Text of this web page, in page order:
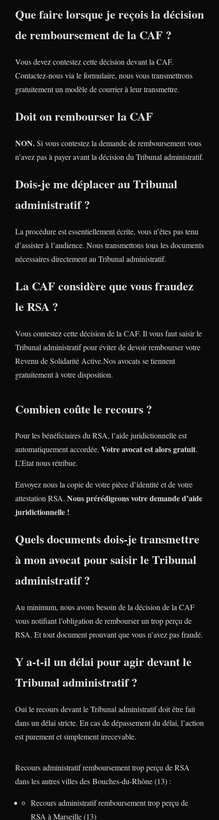
Que faire lorsque je reçois la décision
de remboursement de la CAF ?
Vous devez contestez cette décision devant la CAF.
Contactez-nous via le formulaire, nous vous transmettrons
gratuitement un modèle de courrier à leur transmettre.
Doit on rembourser la CAF
NON.Si vous contestez la demande de remboursement vous
n’avez pas à payer avant la décision du Tribunal administratif.
Dois-je me déplacer au Tribunal
administratif ?
La procédure est essentiellement écrite, vous n’êtes pas tenu
d’assister à l’audience. Nous transmettons tous les documents
nécessaires directement au Tribunal administratif.
La CAF considère que vous fraudez
le RSA ?
Vous contestez cette décision de la CAF. Il vous faut saisir le
Tribunal administratif pour éviter de devoir rembourser votre
Revenu de Solidarité Active.Nos avocats se tiennent
gratuitement à votre disposition.
Combien coûte le recours ?
Pour les bénéficiaires du RSA, l’aide juridictionnelle est
automatiquement accordée. Votre avocat est alors gratuit.
L’Etat nous rétribue.
Envoyez nous la copie de votre pièce d’identité et de votre
attestation RSA. Nous prérédigeons votre demande d’aide
juridictionnelle !
Quels documents dois-je transmettre
à mon avocat pour saisir le Tribunal
administratif ?
Au minimum, nous avons besoin de la décision de la CAF
vous notifiant l’obligation de rembourser un trop perçu de
RSA. Et tout document prouvant que vous n’avez pas fraudé.
Y a-t-il un délai pour agir devant le
Tribunal administratif ?
Oui le recours devant le Tribunal administratif doit être fait
dans un délai stricte. En cas de dépassement du délai, l’action
est purement et simplement irrecevable.
Recours administratif remboursement trop perçu de RSA
dans les autres villes des Bouches-du-Rhône (13) :
Recours administratif remboursement trop perçu de
RSA à Marseille (13)